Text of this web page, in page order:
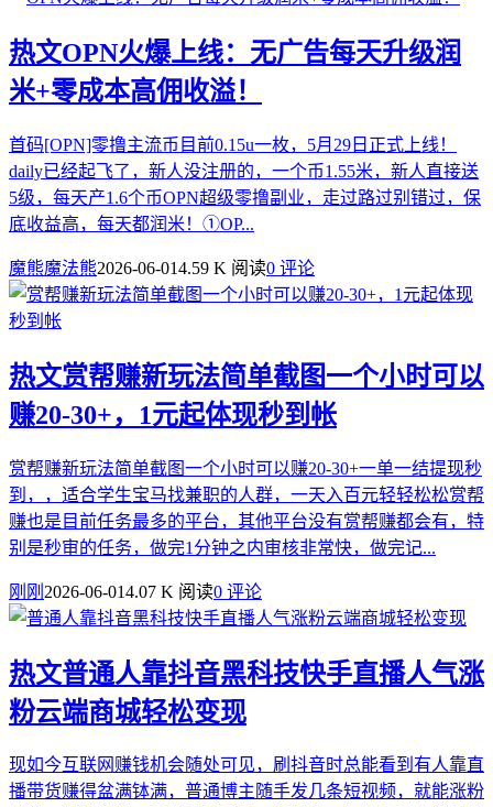
热文OPN火爆上线：无广告每天升级润
米+零成本高佣收溢！
首码[OPN]零撸主流币目前0.15u一枚，5月29日正式上线！
daily已经起飞了，新人没注册的，一个币1.55米，新人直接送
5级，每天产1.6个币OPN超级零撸副业，走过路过别错过，保
底收益高，每天都润米！①OP...
魔熊魔法熊2026-06-014.59 K 阅读0 评论
热文赏帮赚新玩法简单截图一个小时可以
赚20-30+，1元起体现秒到帐
赏帮赚新玩法简单截图一个小时可以赚20-30+一单一结提现秒
到，，适合学生宝马找兼职的人群，一天入百元轻轻松松赏帮
赚也是目前任务最多的平台，其他平台没有赏帮赚都会有，特
别是秒审的任务，做完1分钟之内审核非常快，做完记...
刚刚 2026-06-014.07 K 阅读0 评论
热文普通人靠抖音黑科技快手直播人气涨
粉云端商城轻松变现
现如今互联网赚钱机会随处可见，刷抖音时总能看到有人靠直
播带货赚得盆满钵满，普通博主随手发几条短视频，就能涨粉